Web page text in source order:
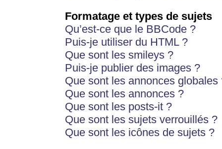
Formatage et types de sujets
Qu’est-ce que le BBCode ?
Puis-je utiliser du HTML ?
Que sont les smileys ?
Puis-je publier des images ?
Que sont les annonces globales
Que sont les annonces ?
Que sont les posts-it ?
Que sont les sujets verrouillés ?
Que sont les icônes de sujets ?